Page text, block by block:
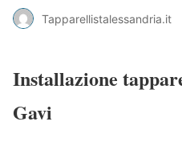
Tapparellistalessandria.it
Installazione
Gavi